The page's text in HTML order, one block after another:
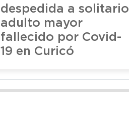
despedida a solitario
adulto mayor
fallecido por Covid-
19 en Curicó